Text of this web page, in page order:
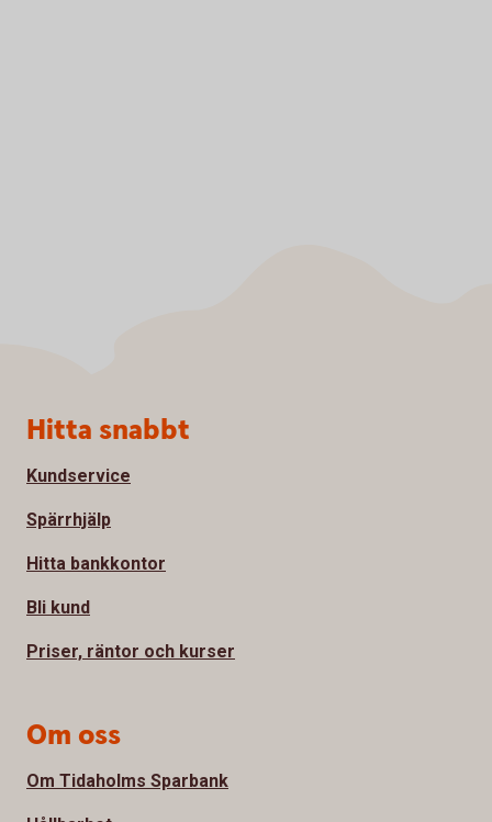
Sidfot
Hitta snabbt
Kundservice
Spärrhjälp
Hitta bankkontor
Bli kund
Priser, räntor och kurser
Om oss
Om Tidaholms Sparbank